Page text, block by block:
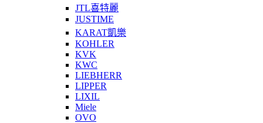
JTL喜特麗
JUSTIME
KARAT凱樂
KOHLER
KVK
KWC
LIEBHERR
LIPPER
LIXIL
Miele
OVO